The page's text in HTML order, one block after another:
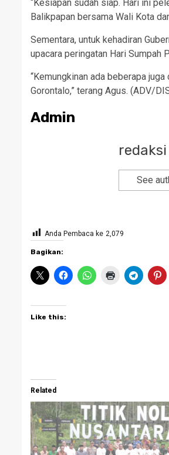
“Kesiapan sudah siap. Hari ini
Balikpapan bersama Wali Kota
Sementara, untuk kehadiran
upacara peringatan Hari Sumpah
“Kemungkinan ada beberapa
Gorontalo,” terang Agus. (ADV/
Admin
redaksi
See
Anda Pembaca ke 2,079
Bagikan:
Like this:
Related